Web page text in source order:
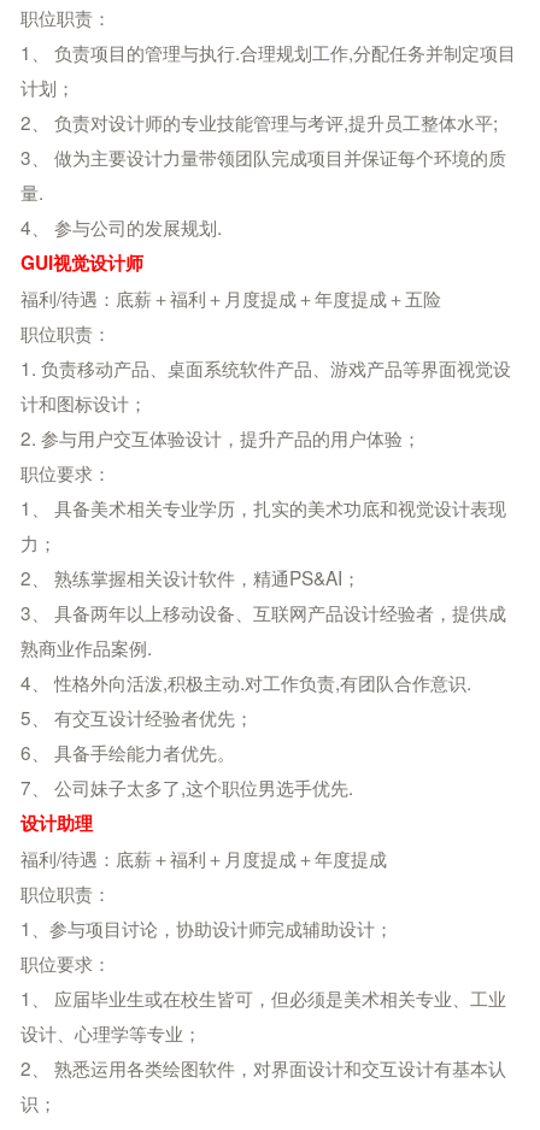
职位职责：
1、 负责项目的管理与执行.合理规划工作,分配任务并制定项目
计划；
2、 负责对设计师的专业技能管理与考评,提升员工整体水平;
3、 做为主要设计力量带领团队完成项目并保证每个环境的质
量.
4、 参与公司的发展规划.
GUI视觉设计师
福利/待遇：底薪＋福利＋月度提成＋年度提成＋五险
职位职责：
1. 负责移动产品、桌面系统软件产品、游戏产品等界面视觉设
计和图标设计；
2. 参与用户交互体验设计，提升产品的用户体验；
职位要求：
1、 具备美术相关专业学历，扎实的美术功底和视觉设计表现
力；
2、 熟练掌握相关设计软件，精通PS&AI；
3、 具备两年以上移动设备、互联网产品设计经验者，提供成
熟商业作品案例.
4、 性格外向活泼,积极主动.对工作负责,有团队合作意识.
5、 有交互设计经验者优先；
6、 具备手绘能力者优先。
7、 公司妹子太多了,这个职位男选手优先.
设计助理
福利/待遇：底薪＋福利＋月度提成＋年度提成
职位职责：
1、参与项目讨论，协助设计师完成辅助设计；
职位要求：
1、 应届毕业生或在校生皆可，但必须是美术相关专业、工业
设计、心理学等专业；
2、 熟悉运用各类绘图软件，对界面设计和交互设计有基本认
识；